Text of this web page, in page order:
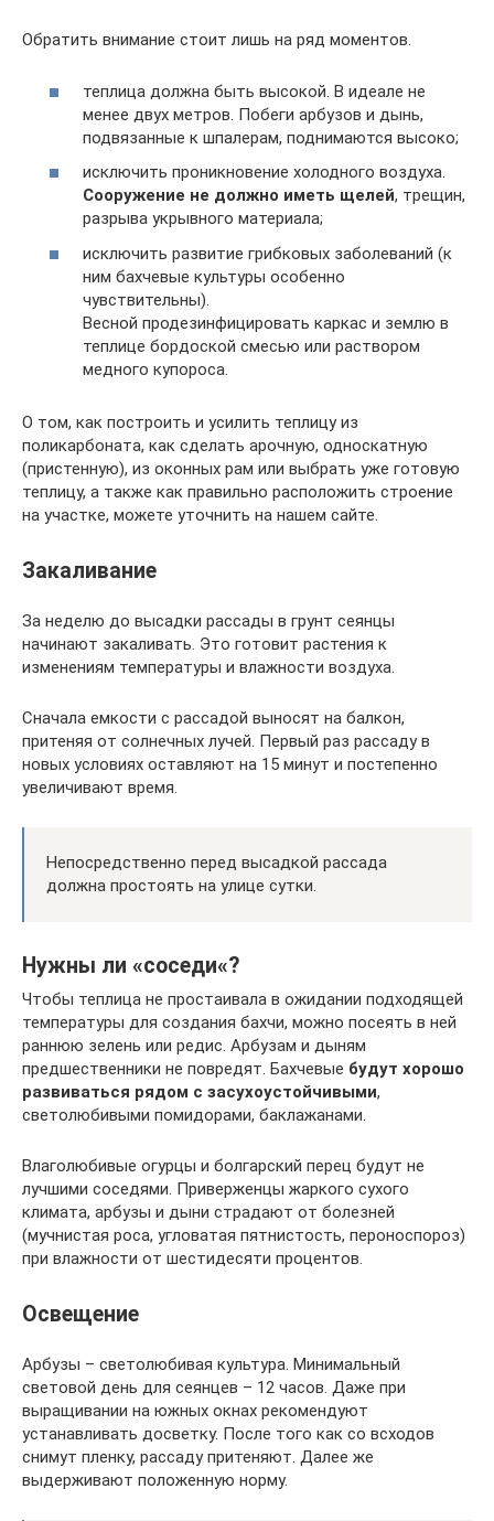
Обратить внимание стоит лишь на ряд моментов.
теплица должна быть высокой. В идеале не
менее двух метров. Побеги арбузов и дынь,
подвязанные к шпалерам, поднимаются высоко;
исключить проникновение холодного воздуха.
Сооружение не должно иметь щелей, трещин,
разрыва укрывного материала;
исключить развитие грибковых заболеваний (к
ним бахчевые культуры особенно
чувствительны).
Весной продезинфицировать каркас и землю в
теплице бордоской смесью или раствором
медного купороса.
О том, как построить и усилить теплицу из
поликарбоната, как сделать арочную, односкатную
(пристенную), из оконных рам или выбрать уже готовую
теплицу, а также как правильно расположить строение
на участке, можете уточнить на нашем сайте.
Закаливание
За неделю до высадки рассады в грунт сеянцы
начинают закаливать. Это готовит растения к
изменениям температуры и влажности воздуха.
Сначала емкости с рассадой выносят на балкон,
притеняя от солнечных лучей. Первый раз рассаду в
новых условиях оставляют на 15 минут и постепенно
увеличивают время.
Непосредственно перед высадкой рассада
должна простоять на улице сутки.
Нужны ли «соседи«?
Чтобы теплица не простаивала в ожидании подходящей
температуры для создания бахчи, можно посеять в ней
раннюю зелень или редис. Арбузам и дыням
предшественники не повредят. Бахчевые будут хорошо
развиваться рядом с засухоустойчивыми,
светолюбивыми помидорами, баклажанами.
Влаголюбивые огурцы и болгарский перец будут не
лучшими соседями. Приверженцы жаркого сухого
климата, арбузы и дыни страдают от болезней
(мучнистая роса, угловатая пятнистость, пероноспороз)
при влажности от шестидесяти процентов.
Освещение
Арбузы – светолюбивая культура. Минимальный
световой день для сеянцев – 12 часов. Даже при
выращивании на южных окнах рекомендуют
устанавливать досветку. После того как со всходов
снимут пленку, рассаду притеняют. Далее же
выдерживают положенную норму.